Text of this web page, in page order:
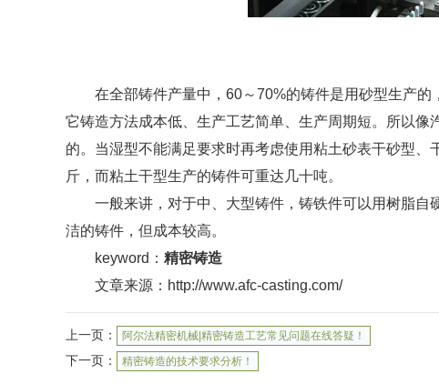
在全部铸件产量中，60～70%的铸件是用砂型生产的
它铸造方法成本低、生产工艺简单、生产周期短。所以
的。当湿型不能满足要求时再考虑使用粘土砂表干砂型
斤，而粘土干型生产的铸件可重达几十吨。
一般来讲，对于中、大型铸件，铸铁件可以用树脂自
洁的铸件，但成本较高。
keyword： 精密铸造
文章来源：http://www.afc-casting.com/
上一页： 阿尔法精密机械|精密铸造工艺常见问题在线答疑！
下一页： 精密铸造的技术要求分析！